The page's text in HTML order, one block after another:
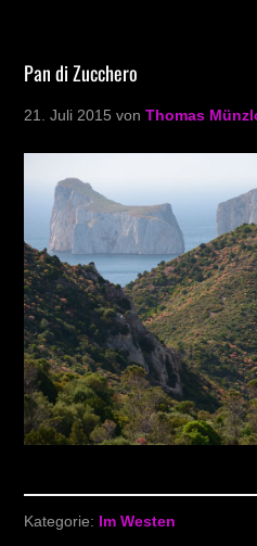
Pan di Zucchero
21. Juli 2015 vonThomas
Kategorie: Im Westen